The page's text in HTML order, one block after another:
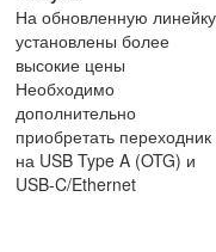
На обновленную линейку
установлены более
высокие цены
Необходимо
дополнительно
приобретать переходник
на USB Type A (OTG) и
USB-C/Ethernet